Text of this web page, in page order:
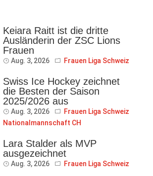
Keiara Raitt ist die dritte
Ausländerin der ZSC Lions
Frauen
Aug. 3, 2026 Frauen Liga Schweiz
Swiss Ice Hockey zeichnet
die Besten der Saison
2025/2026 aus
Aug. 3, 2026
Frauen Liga Schweiz
Nationalmannschaft CH
Lara Stalder als MVP
ausgezeichnet
Aug. 3, 2026 Frauen Liga Schweiz